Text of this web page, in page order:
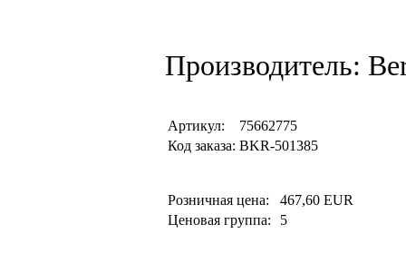
Производитель:
Артикул:
75662775
Код заказа: BKR-501385
Розничная цена:
467,60 EUR
Ценовая группа:
5